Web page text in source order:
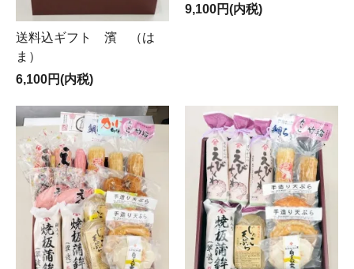
送料込ギフト 濱 （は
ま）
6,100円(内税)
9,100円(内税)